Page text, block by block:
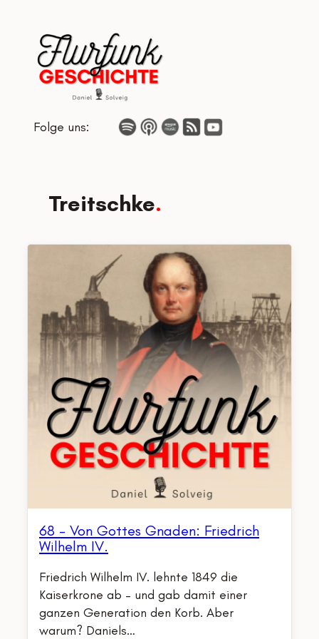
springen
Folge uns:
Treitschke
68 – Von Gottes Gnaden: Friedrich
Wilhelm IV.
Friedrich Wilhelm IV. lehnte 1849 die
Kaiserkrone ab – und gab damit einer
ganzen Generation den Korb. Aber
warum? Daniels…